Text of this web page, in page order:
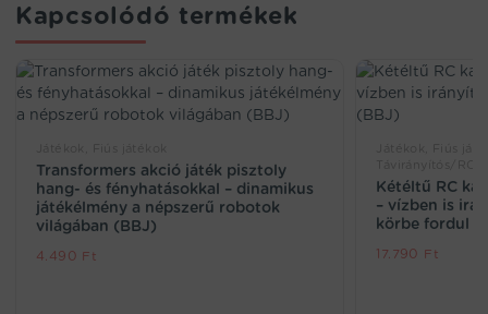
Kapcsolódó termékek
Transformers akció játék pisztoly
hang- és fényhatásokkal – dinamikus
játékélmény a népszerű robotok
világában (BBJ)
4.490 Ft
Kétéltű RC
– vízben is
körbe fordul
17.790 Ft